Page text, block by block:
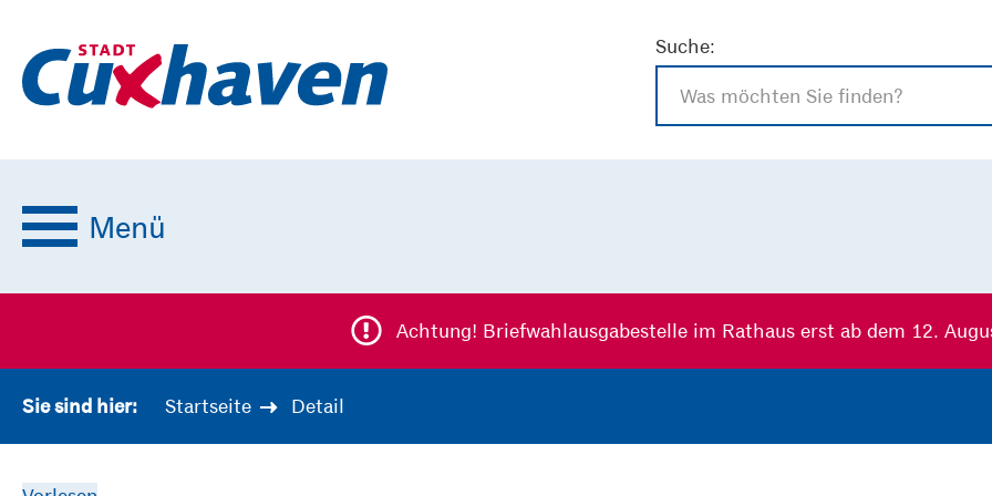
Suche:
Menü
Achtung! Briefwahlausgabestelle im Rathaus erst ab dem 12.
Sie sind hier: Startseite Detail